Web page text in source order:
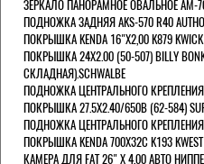
ЗЕРКАЛО ПАНОРАМНОЕ ОВАЛЬНОЕ AM-70
ПОДНОЖКА ЗАДНЯЯ AKS-570 R40
ПОКРЫШКА KENDA 16"Х2,00 K879 KWICK
ПОКРЫШКА 24X2.00 (50-507) BILLY
СКЛАДНАЯ).SCHWALBE
ПОДНОЖКА ЦЕНТРАЛЬНОГО КРЕПЛЕНИЯ
ПОКРЫШКА 27.5X2.40/650B (62-584)
ПОДНОЖКА ЦЕНТРАЛЬНОГО
ПОКРЫШКА KENDA 700Х32С K193 KWEST
КАМЕРА ДЛЯ FAT 26" X 4,00 АВТО